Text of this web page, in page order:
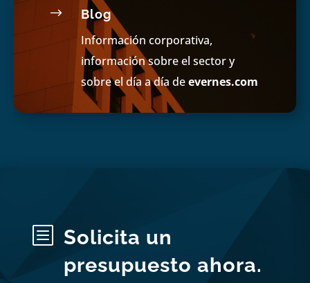
$ Blog
Información corporativa,
información sobre el sector y
sobre el día a día deevernes.com
b
Solicita un
presupuesto ahora.